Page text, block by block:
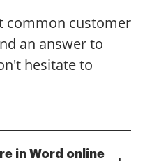
common customer
an answer to
hesitate to
in Word online